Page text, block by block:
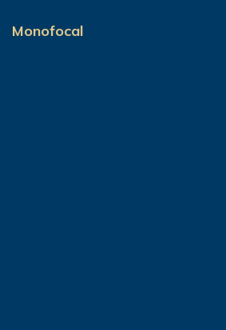
Monofocal